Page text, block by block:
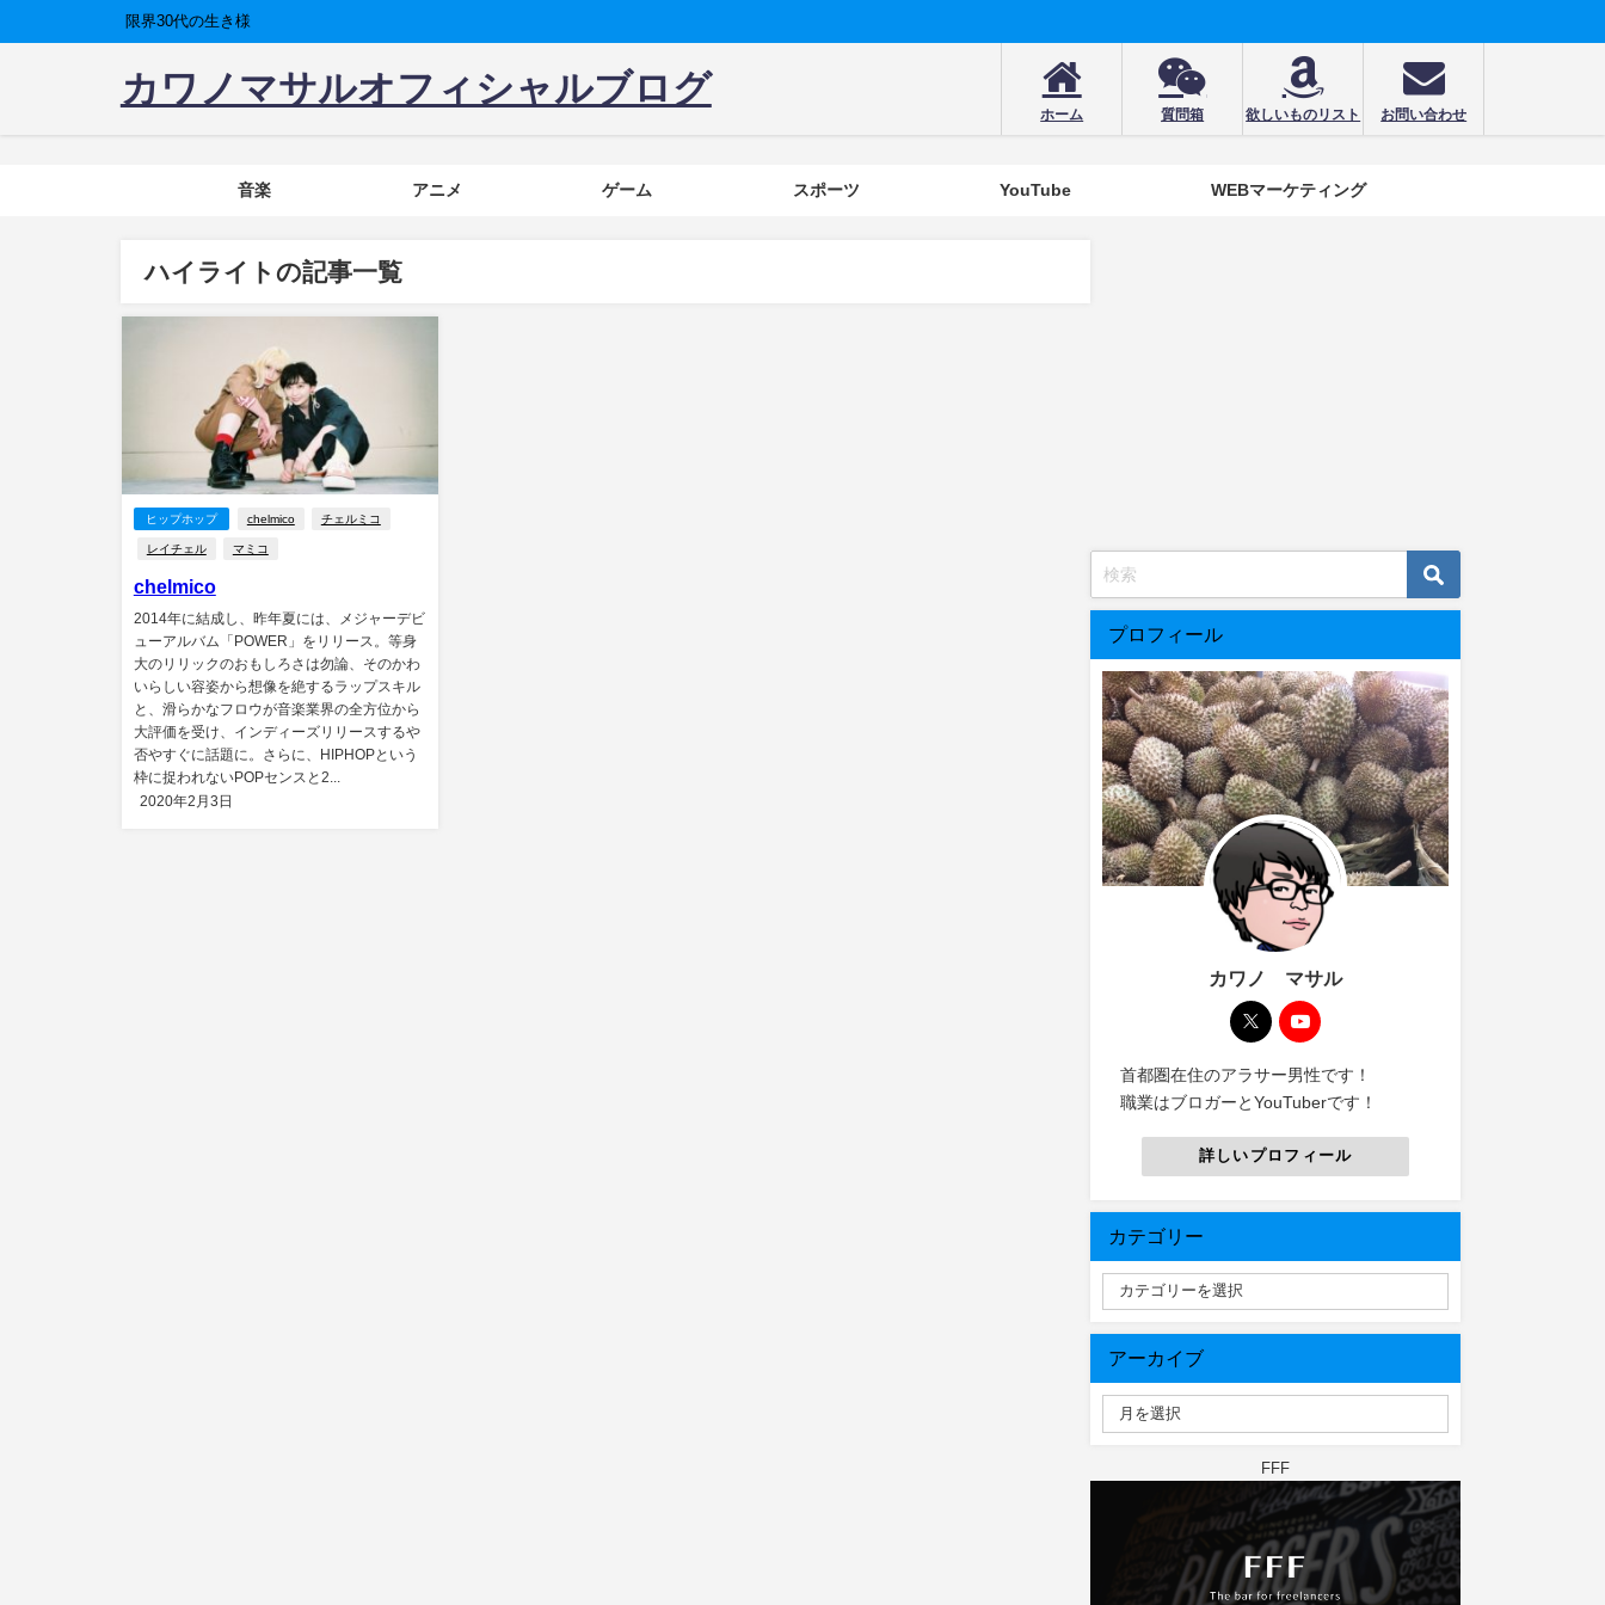
限界30代の生き様
カワノマサルオフィシャルブログ
ホーム 質問箱 欲しいものリスト お問い合わせ
音楽 アニメ ゲーム スポーツ YouTube WEBマーケティング
ハイライトの記事一覧
ヒップホップ chelmico チェルミコ
レイチェル マミコ
chelmico
2014年に結成し、昨年夏には、メジャーデビ
ューアルバム「POWER」をリリース。等身
大のリリックのおもしろさは勿論、そのかわ
いらしい容姿から想像を絶するラップスキル
と、滑らかなフロウが音楽業界の全方位から
大評価を受け、インディーズリリースするや
否やすぐに話題に。さらに、HIPHOPという
枠に捉われないPOPセンスと2...
2020年2月3日
プロフィール
カワノ マサル
首都圏在住のアラサー男性です！
職業はブロガーとYouTuberです！
詳しいプロフィール
カテゴリー
アーカイブ
FFF